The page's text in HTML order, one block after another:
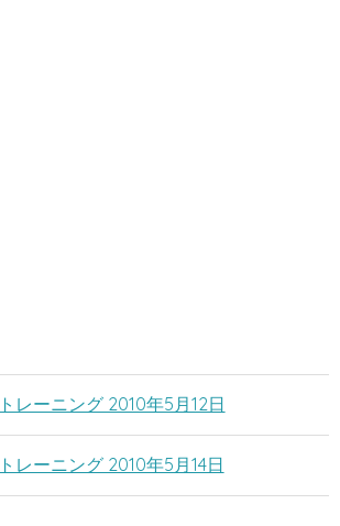
レーニング 2010年5月12日
レーニング 2010年5月14日